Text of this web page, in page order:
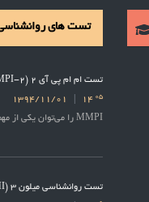
تست های
تست ام ام پی آی 2 (MMPI-2)
05
14
1394/11/01
MMPI را می‌توان یکی از مهمترین و معتبرترین آزمونها در زمینه شخصیت دانست
تست روانشناسی میلون 3 (MCMI)